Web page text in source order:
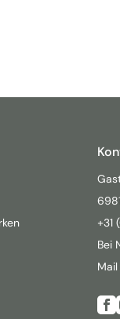
+31
Bei
Mail